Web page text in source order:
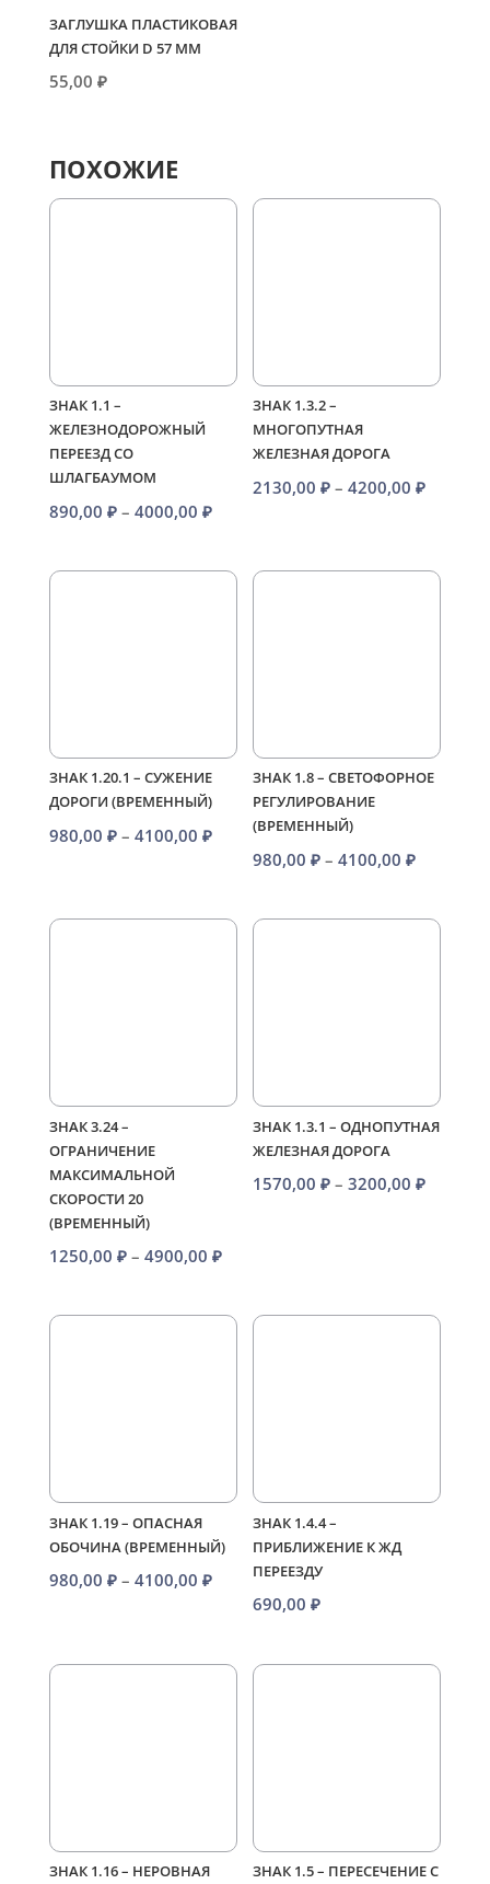
ЗАГЛУШКА ПЛАСТИКОВАЯ
ДЛЯ СТОЙКИ D 57 ММ
55,00 ₽
ПОХОЖИЕ
ЗНАК 1.1 –
ЖЕЛЕЗНОДОРОЖНЫЙ
ПЕРЕЕЗД СО
ШЛАГБАУМОМ
890,00 ₽ – 4000,00 ₽Диапазон
890,00 ₽
ЗНАК 1.3.2 –
МНОГОПУТНАЯ
ЖЕЛЕЗНАЯ ДОРОГА
2130,00₽ – 4200,00₽
–
ЗНАК 1.20.1 – СУЖЕНИЕ
ДОРОГИ (ВРЕМЕННЫЙ)
980,00 ₽ – 4100,00 ₽Диапазон
–
ЗНАК 1.8 – СВЕТОФОРНОЕ
РЕГУЛИРОВАНИЕ
(ВРЕМЕННЫЙ)
980,00₽ – 4100,00₽
980,00 ₽
ЗНАК 3.24 –
ОГРАНИЧЕНИЕ
МАКСИМАЛЬНОЙ
СКОРОСТИ 20
(ВРЕМЕННЫЙ)
1250,00 ₽ – 4900,00 ₽Диапазон
1250,00 ₽
ЗНАК 1.3.1 – ОДНОПУТНАЯ
ЖЕЛЕЗНАЯ ДОРОГА
1570,00₽ – 3200,00₽
ЗНАК 1.19 – ОПАСНАЯ
ОБОЧИНА (ВРЕМЕННЫЙ)
980,00 ₽ – 4100,00 ₽Диапазон
–
ЗНАК 1.4.4 –
ПРИБЛИЖЕНИЕ К ЖД
ПЕРЕЕЗДУ
690,00₽
ЗНАК 1.16 – НЕРОВНАЯ
ЗНАК 1.5 – ПЕРЕСЕЧЕНИЕ С